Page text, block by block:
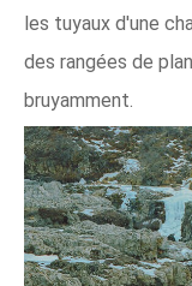
les tuyaux d'une
des rangées de
bruyamment.